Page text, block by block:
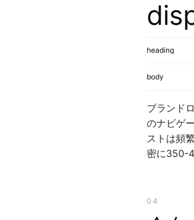
heading
body
ブランド
のナビゲ
ストは頻
密に350-
04